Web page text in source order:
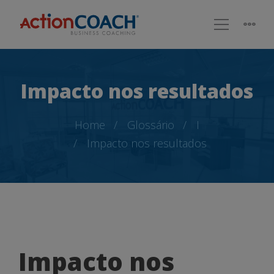
Impacto nos resultados
Home Glossário
I
Impacto nos resultados
Impacto
Impacto nos